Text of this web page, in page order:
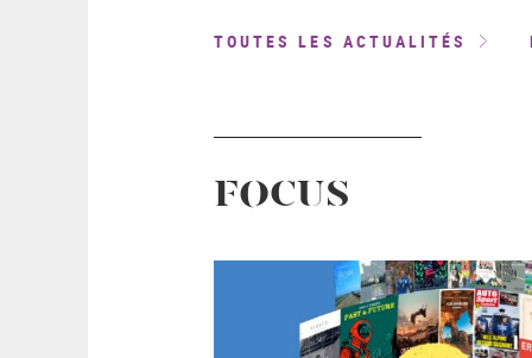
TOUTES LES ACTUALITÉS
FOCUS